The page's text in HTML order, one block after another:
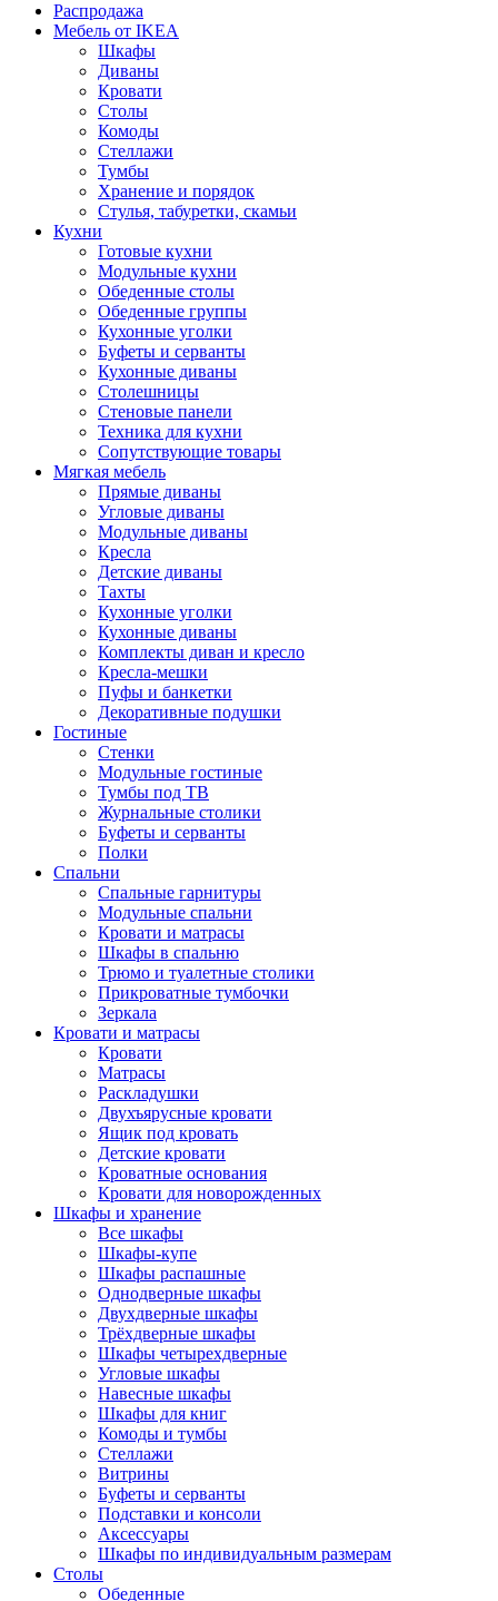
Распродажа
Мебель от IKEA
Шкафы
Диваны
Кровати
Столы
Комоды
Стеллажи
Тумбы
Хранение и порядок
Стулья, табуретки, скамьи
Кухни
Готовые кухни
Модульные кухни
Обеденные столы
Обеденные группы
Кухонные уголки
Буфеты и серванты
Кухонные диваны
Столешницы
Стеновые панели
Техника для кухни
Сопутствующие товары
Мягкая мебель
Прямые диваны
Угловые диваны
Модульные диваны
Кресла
Детские диваны
Тахты
Кухонные уголки
Кухонные диваны
Комплекты диван и кресло
Кресла-мешки
Пуфы и банкетки
Декоративные подушки
Гостиные
Стенки
Модульные гостиные
Тумбы под ТВ
Журнальные столики
Буфеты и серванты
Полки
Спальни
Спальные гарнитуры
Модульные спальни
Кровати и матрасы
Шкафы в спальню
Трюмо и туалетные столики
Прикроватные тумбочки
Зеркала
Кровати и матрасы
Кровати
Матрасы
Раскладушки
Двухъярусные кровати
Ящик под кровать
Детские кровати
Кроватные основания
Кровати для новорожденных
Шкафы и хранение
Все шкафы
Шкафы-купе
Шкафы распашные
Однодверные шкафы
Двухдверные шкафы
Трёхдверные шкафы
Шкафы четырехдверные
Угловые шкафы
Навесные шкафы
Шкафы для книг
Комоды и тумбы
Стеллажи
Витрины
Буфеты и серванты
Подставки и консоли
Аксессуары
Шкафы по индивидуальным размерам
Столы
Обеденные